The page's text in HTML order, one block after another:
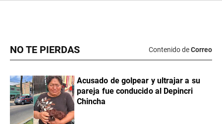
NO TE PIERDAS Contenido deCorreo
Acusado de golpear y ultrajar a su
pareja fue conducido al Depincri
Chincha